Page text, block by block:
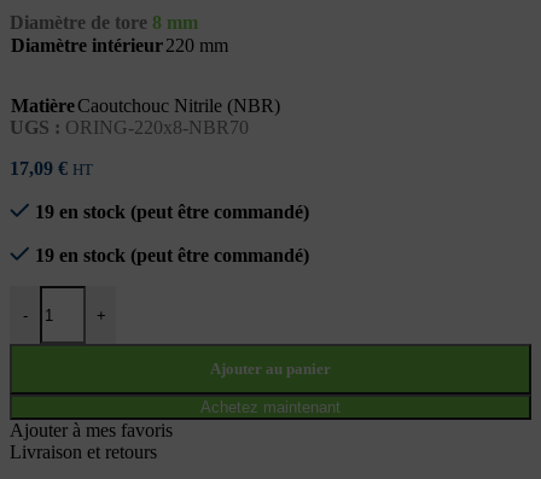
Diamètre de tore 8 mm
Diamètre intérieur220 mm
MatièreCaoutchouc Nitrile (NBR)
UGS : ORING-220x8-NBR70
17,09 € HT
19 en stock (peut être commandé)
19 en stock (peut être commandé)
-
quantité de JOINT TORIQUE 220x8 NBR70
+
Ajouter au panier
Achetez maintenant
Ajouter à mes favoris
Livraison et retours